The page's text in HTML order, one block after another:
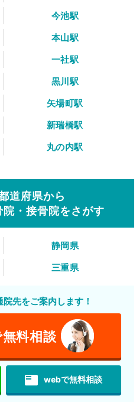
今池駅
本山駅
一社駅
黒川駅
矢場町駅
新瑞橋駅
丸の内駅
道府県から
・接骨院をさがす
静岡県
三重県
先をご案内します！
料相談
featured_play_list webで無料相談